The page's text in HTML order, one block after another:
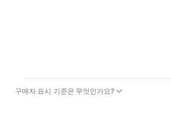
구매자 표시 기준은 무엇인가요?